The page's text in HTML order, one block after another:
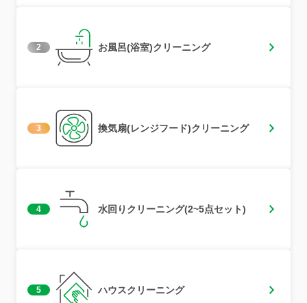
2 お風呂(浴室)クリーニング
3 換気扇(レンジフード)クリーニング
4 水回りクリーニング(2~5点セット)
5 ハウスクリーニング